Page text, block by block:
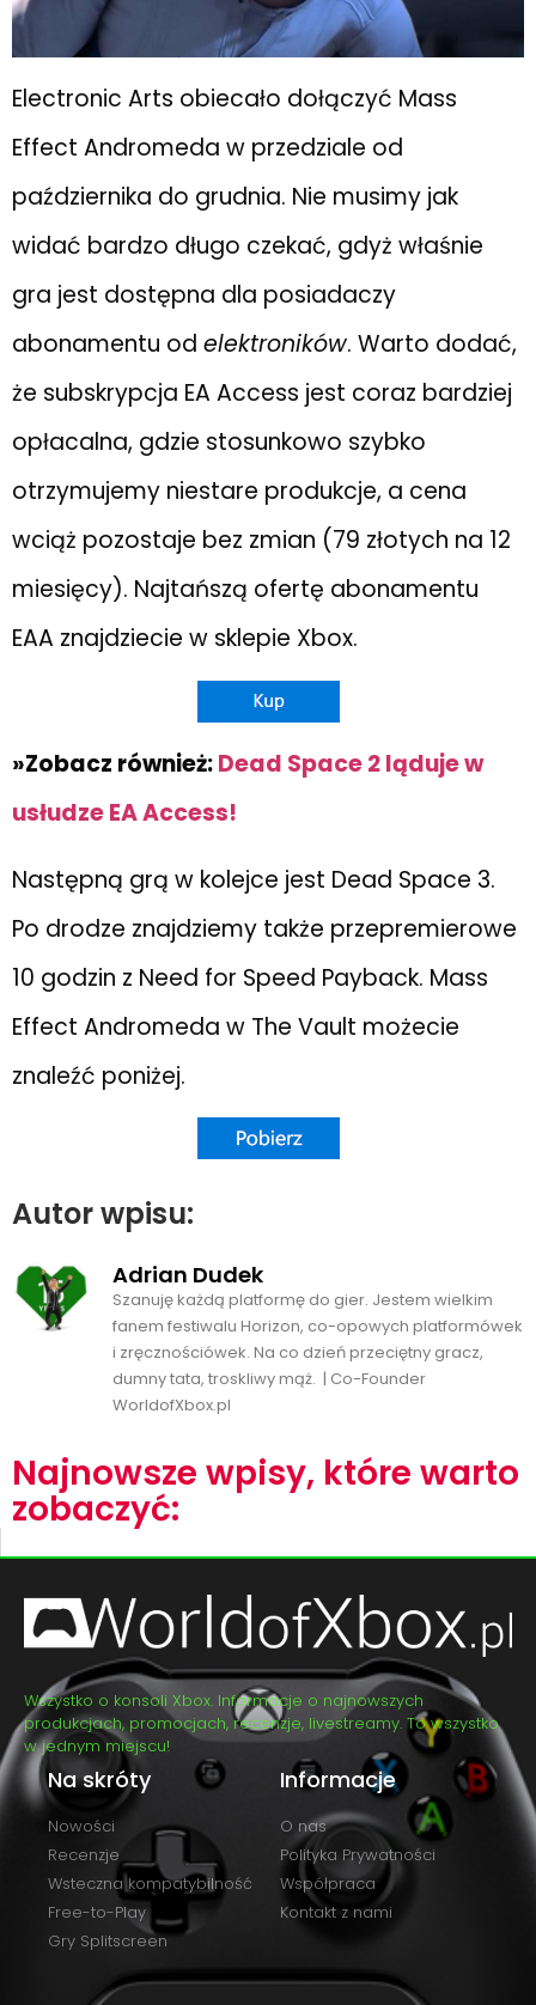
Electronic Arts obiecało dołączyć Mass
Effect Andromeda w przedziale od
października do grudnia. Nie musimy jak
widać bardzo długo czekać, gdyż właśnie
gra jest dostępna dla posiadaczy
abonamentu od elektroników. Warto dodać,
że subskrypcja EA Access jest coraz bardziej
opłacalna, gdzie stosunkowo szybko
otrzymujemy niestare produkcje, a cena
wciąż pozostaje bez zmian (79 złotych na 12
miesięcy). Najtańszą ofertę abonamentu
EAA znajdziecie w sklepie Xbox.
»Zobacz również:Dead Space 2 ląduje w
usłudze EA Access!
Następną grą w kolejce jest Dead Space 3.
Po drodze znajdziemy także przepremierowe
10 godzin z Need for Speed Payback. Mass
Effect Andromeda w The Vault możecie
znaleźć poniżej.
Autor wpisu:
Adrian Dudek
Szanuję każdą platformę do gier. Jestem wielkim
fanem festiwalu Horizon, co-opowych platformówek
i zręcznościówek. Na co dzień przeciętny gracz,
dumny tata, troskliwy mąż. | Co-Founder
WorldofXbox.pl
Najnowsze wpisy, które warto
zobaczyć:
Wszystko o konsoli Xbox. Informacje o najnowszych
produkcjach, promocjach, recenzje, livestreamy. To wszystko
w jednym miejscu!
Na skróty
Nowości
Recenzje
Wsteczna kompatybilność
Free-to-Play
Gry Splitscreen
Informacje
O nas
Polityka Prywatności
Współpraca
Kontakt z nami